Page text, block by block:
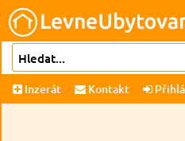
Inzerát Kontakt